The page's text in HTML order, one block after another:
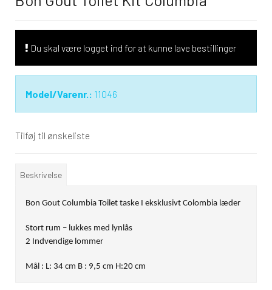
Du skal være logget ind for at kunne lave bestillinger
Model/Varenr.: 11046
Tilføj til ønskeliste
Beskrivelse
Bon Gout Columbia Toilet taske I eksklusivt Colombia læder
Stort rum – lukkes med lynlås
2 Indvendige lommer
Mål : L: 34 cm B : 9,5 cm H:20 cm